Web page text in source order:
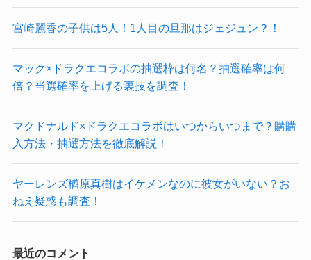
宮崎麗香の子供は5人！1人目の旦那はジェジュン？！
マック×ドラクエコラボの抽選枠は何名？抽選確率は何
倍？当選確率を上げる裏技を調査！
マクドナルド×ドラクエコラボはいつからいつまで？購購
入方法・抽選方法を徹底解説！
ヤーレンズ楢原真樹はイケメンなのに彼女がいない？お
ねえ疑惑も調査！
最近のコメント